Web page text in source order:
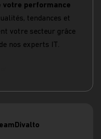
votre performance
tendances et
votre secteur grâce
nos experts IT.